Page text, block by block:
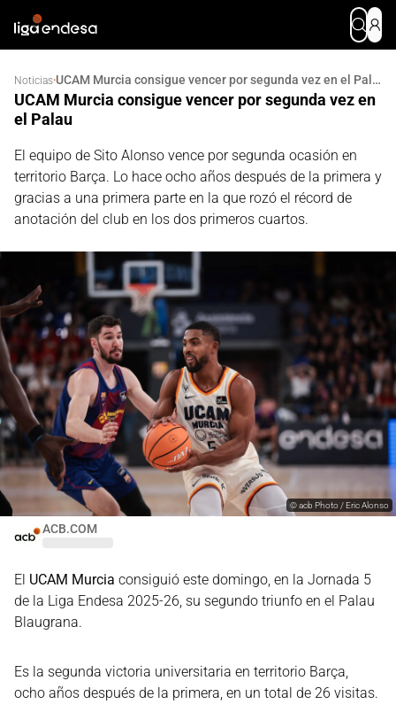
Noticias· UCAM Murcia consigue vencer por segunda vez en el Palau
UCAM Murcia consigue vencer por segunda vez en
el Palau
El equipo de Sito Alonso vence por segunda ocasión en
territorio Barça. Lo hace ocho años después de la primera y
gracias a una primera parte en la que rozó el récord de
anotación del club en los dos primeros cuartos.
ACB.COM
©acb Photo / Eric Alonso
El UCAM Murcia consiguió este domingo, en la Jornada 5
de la Liga Endesa 2025-26, su segundo triunfo en el Palau
Blaugrana.
Es la segunda victoria universitaria en territorio Barça,
ocho años después de la primera, en un total de 26 visitas.